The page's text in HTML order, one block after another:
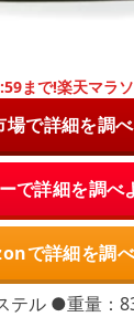
まで!楽天マラ
場で詳細を調
で詳細を調べ
で詳細を調
テル ●重量：